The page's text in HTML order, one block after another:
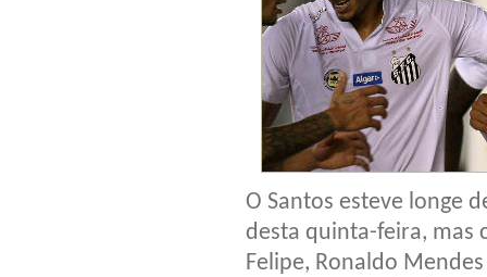
O Santos esteve longe
desta quinta-feira, mas
Felipe, Ronaldo